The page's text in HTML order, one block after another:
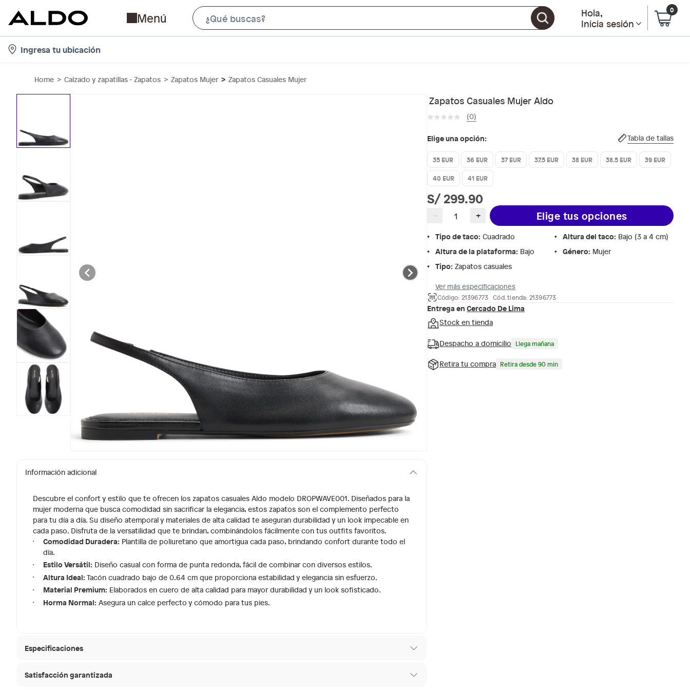
Menú
e
Hola,
Inicia sesión
0
Ingresa tu ubicación
Home Calzado y zapatillas - Zapatos Zapatos Mujer Zapatos Casuales Mujer
Información adicional
Descubre el confort y estilo que te ofrecen los zapatos casuales Aldo modelo DROPWAVE001. Diseñados para la
mujer moderna que busca comodidad sin sacrificar la elegancia, estos zapatos son el complemento perfecto
para tu día a día. Su diseño atemporal y materiales de alta calidad te aseguran durabilidad y un look impecable en
cada paso. Disfruta de la versatilidad que te brindan, combinándolos fácilmente con tus outfits favoritos.
Comodidad Duradera: Plantilla de poliuretano que amortigua cada paso, brindando confort durante todo el
día.
Estilo Versátil: Diseño casual con forma de punta redonda, fácil de combinar con diversos estilos.
Altura Ideal: Tacón cuadrado bajo de 0.64 cm que proporciona estabilidad y elegancia sin esfuerzo.
Material Premium: Elaborados en cuero de alta calidad para mayor durabilidad y un look sofisticado.
Horma Normal: Asegura un calce perfecto y cómodo para tus pies.
Especificaciones
Condicion del producto
Satisfacción garantizada
Zapatos Casuales Mujer Aldo
(0)
Elige una opción: Tabla de tallas
35 EUR 36 EUR 37 EUR 37.5 EUR 38 EUR 38.5 EUR
39 EUR
40 EUR
41 EUR
S/ 299.90
− + Elige tus opciones
Tipo de taco: Cuadrado Altura del taco: Bajo (3 a 4 cm)
Altura de la plataforma: Bajo Género: Mujer
Tipo: Zapatos casuales
Ver más especificaciones
Código: 21396773 Cód. tienda: 21396773
Entrega en Cercado De Lima
Stock en tienda
Despacho a domicilio Llega mañana
Retira tu compra Retira desde 90 min